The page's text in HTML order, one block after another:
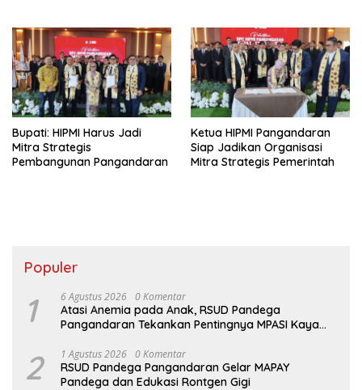
Bupati: HIPMI Harus Jadi
Mitra Strategis
Pembangunan Pangandaran
Ketua HIPMI Pangandaran
Siap Jadikan Organisasi
Mitra Strategis Pemerintah
Populer
1 6 Agustus 2026 0 Komentar
Atasi Anemia pada Anak, RSUD Pandega
Pangandaran Tekankan Pentingnya MPASI Kaya
2 1 Agustus 2026 0 Komentar
RSUD Pandega Pangandaran Gelar MAPAY
Pandega dan Edukasi Rontgen Gigi